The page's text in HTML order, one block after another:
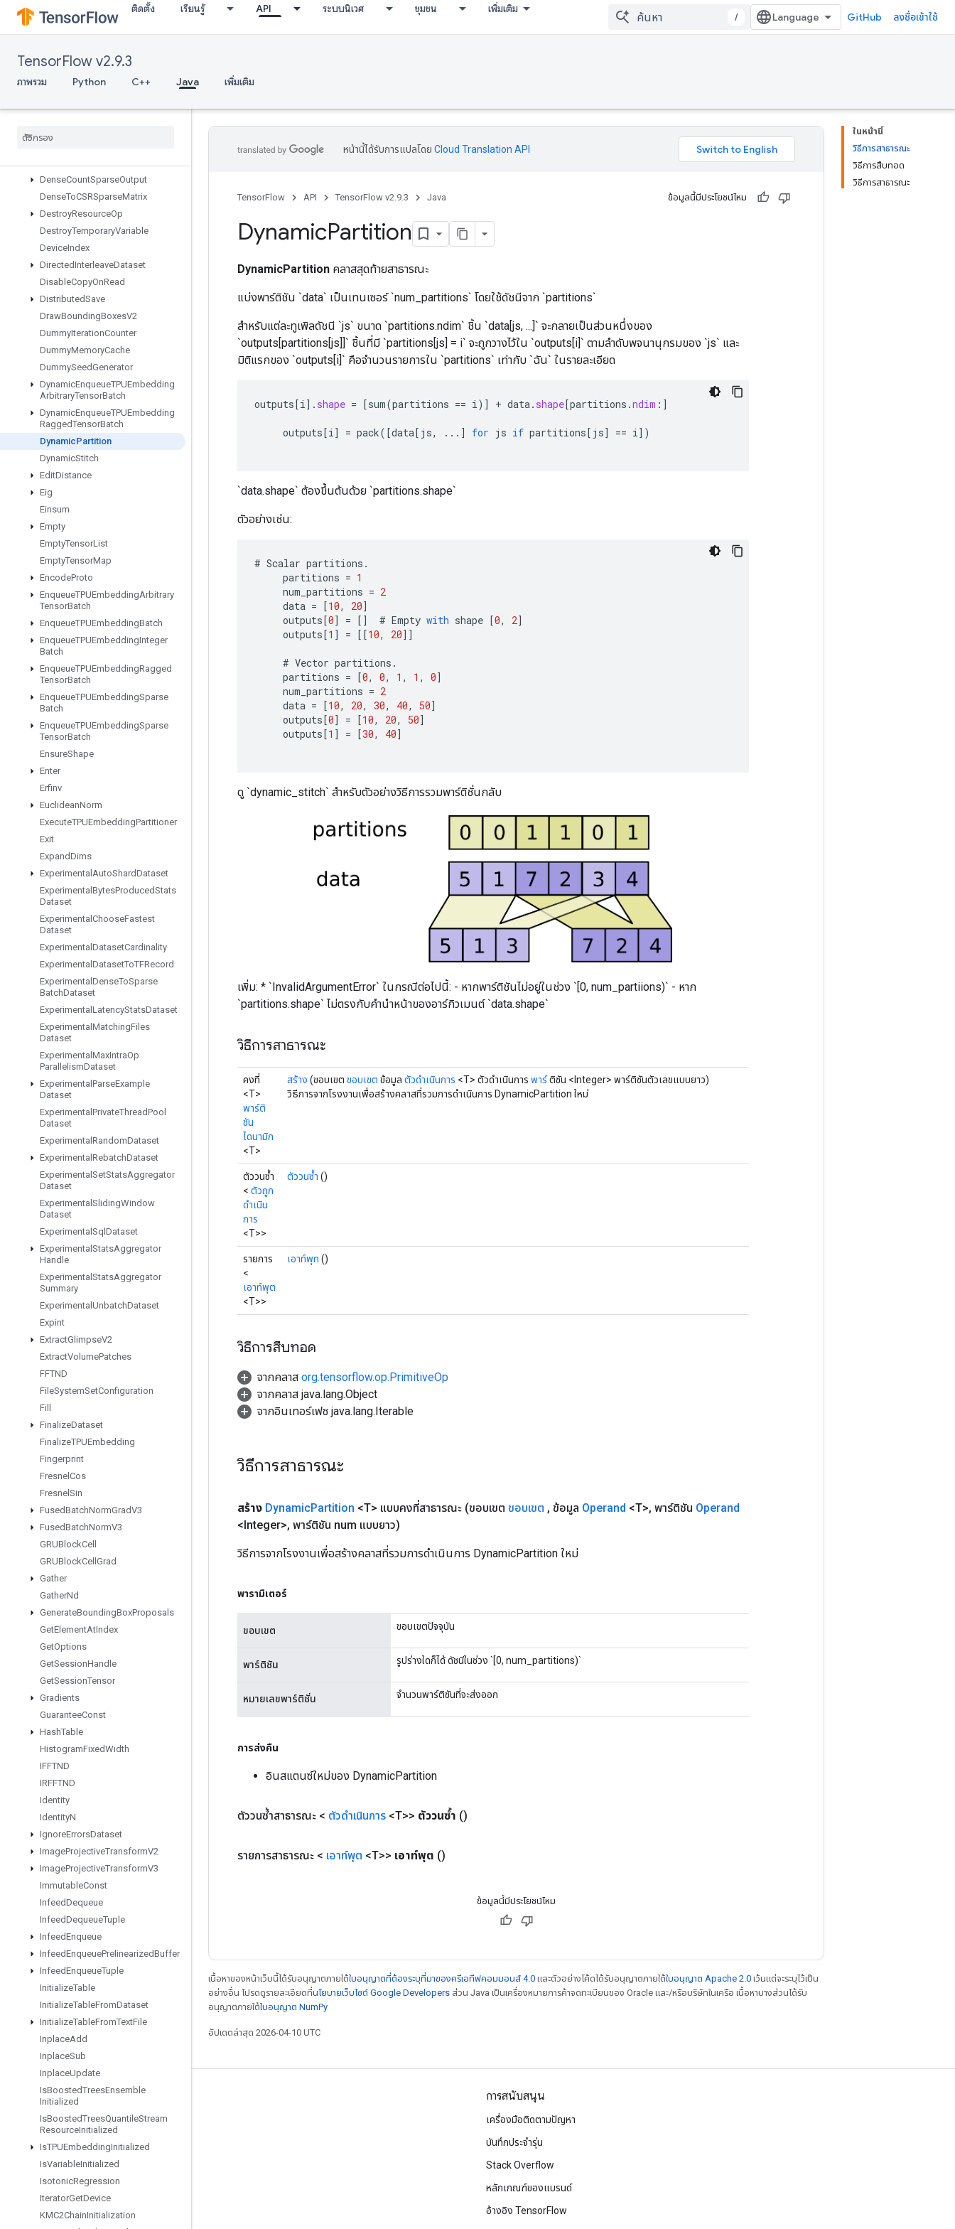
ติดตั้ง เรียนรู้ API ระบบนิเวศ ชุมชน เพิ่มเติม
/ GitHub ลงชื่อเข้าใช้
TensorFlow v2.9.3
ภาพรวม Python C++ Java เพิ่มเติม
DecodePaddedRaw
DecodeProto
DeleteIterator
DeleteMemoryCache
DeleteRandomSeedGenerator
DenseCountSparseOutput
DenseToCSRSparseMatrix
DestroyResourceOp
DestroyTemporaryVariable
DeviceIndex
DirectedInterleaveDataset
DisableCopyOnRead
DistributedSave
DrawBoundingBoxesV2
DummyIterationCounter
DummyMemoryCache
DummySeedGenerator
DynamicEnqueueTPUEmbedding
ArbitraryTensorBatch
DynamicEnqueueTPUEmbedding
RaggedTensorBatch
DynamicPartition
DynamicStitch
EditDistance
Eig
Einsum
Empty
EmptyTensorList
EmptyTensorMap
EncodeProto
EnqueueTPUEmbeddingArbitrary
TensorBatch
EnqueueTPUEmbeddingBatch
EnqueueTPUEmbeddingInteger
Batch
EnqueueTPUEmbeddingRagged
TensorBatch
EnqueueTPUEmbeddingSparse
Batch
EnqueueTPUEmbeddingSparse
TensorBatch
EnsureShape
Enter
Erfinv
EuclideanNorm
ExecuteTPUEmbeddingPartitioner
Exit
ExpandDims
Experimental AutoShardDataset
Experimental BytesProducedStats
Dataset
Experimental ChooseFastest
Dataset
Experimental DatasetCardinality
Experimental DatasetToTFRecord
Experimental DenseToSparse
BatchDataset
Experimental LatencyStatsDataset
Experimental MatchingFiles
Dataset
Experimental MaxIntraOp
ParallelismDataset
Experimental ParseExample
Dataset
Experimental PrivateThreadPool
Dataset
Experimental RandomDataset
Experimental RebatchDataset
Experimental SetStatsAggregator
Dataset
Experimental SlidingWindow
Dataset
Experimental Sql Dataset
Experimental StatsAggregator
Handle
Experimental StatsAggregator
Summary
Experimental UnbatchDataset
Expint
ExtractGlimpseV2
ExtractVolumePatches
FFTND
FileSystemSetConfiguration
Fill
FinalizeDataset
FinalizeTPUEmbedding
Fingerprint
Fresnel Cos
Fresnel Sin
FusedBatchNormGradV3
FusedBatchNormV3
GRUBlockCell
GRUBlockCell Grad
Gather
GatherNd
GenerateBoundingBoxProposals
GetElementAtIndex
GetOptions
GetSessionHandle
GetSessionTensor
Gradients
GuaranteeConst
HashTable
HistogramFixedWidth
IFFTND
IRFFTND
Identity
IdentityN
IgnoreErrorsDataset
ImageProjectiveTransformV2
ImageProjectiveTransformV3
ImmutableConst
InfeedDequeue
InfeedDequeueTuple
InfeedEnqueue
InfeedEnqueuePrelinearizedBuffer
InfeedEnqueueTuple
InitializeTable
InitializeTableFromDataset
InitializeTableFromTextFile
InplaceAdd
InplaceSub
InplaceUpdate
IsBoostedTreesEnsemble
Initialized
IsBoostedTreesQuantileStream
ResourceInitialized
IsTPUEmbeddingInitialized
IsVariableInitialized
IsotonicRegression
IteratorGetDevice
KMC2ChainInitialization
ในหน้านี้
วิธีการสาธารณะ
วิธีการสืบทอด
วิธีการสาธารณะ
หน้านี้ได้รับการแปลโดย Cloud Translation API
TensorFlow API TensorFlow v2.9.3 Java ข้อมูลนี้มีประโยชน์ไหม
DynamicPartition
DynamicPartition คลาสสุดท้ายสาธารณะ
แบ่งพาร์ติชัน `data` เป็นเทนเซอร์ `num_partitions` โดยใช้ดัชนีจาก `partitions`
สำหรับแต่ละทูเพิลดัชนี `js` ขนาด `partitions.ndim` ชิ้น `data[js, ...]` จะกลายเป็นส่วนหนึ่งของ
`outputs[partitions[js]]` ชิ้นที่มี `partitions[js] = i` จะถูกวางไว้ใน `outputs[i]` ตามลำดับพจนานุกรมของ `js` และ
มิติแรกของ `outputs[i]` คือจำนวนรายการใน `partitions` เท่ากับ `ฉัน` ในรายละเอียด
outputs[i] . shape = [sum(partitions == i) ] + data. shape[partitions .ndim : ]
outputs[i] = pack( [data[ js, ... ] for js if partitions[ js] == i] )
`data.shape` ต้องขึ้นต้นด้วย `partitions.shape`
ตัวอย่างเช่น:
# Scalar partitions .
partitions = 1
num_partitions = 2
data = [10, 20]
outputs[0] = [] # Empty with shape [0, 2]
outputs[1 ] = [[10, 20]]
# Vector partitions .
partitions = [0, 0, 1 , 1 , 0]
num_partitions = 2
data = [10, 20, 30, 40, 50]
outputs[0] = [10, 20, 50]
outputs[1 ] = [30, 40]
ดู `dynamic_stitch` สำหรับตัวอย่างวิธีการรวมพาร์ติชั่นกลับ
เพิ่ม: * `InvalidArgumentError` ในกรณีต่อไปนี้: - หากพาร์ติชันไม่อยู่ในช่วง `[0, num_partiions)` - หาก
`partitions.shape` ไม่ตรงกับคำนำหน้าของอาร์กิวเมนต์ `data.shape`
วิธีการสาธารณะ
คงที่
<T>
พาร์ติ
ชัน
ไดนามิก
<T>
สร้าง (ขอบเขต ขอบเขต ข้อมูล ตัวดำเนินการ <T> ตัวดำเนินการ พาร์ติชัน <Integer> พาร์ติชันตัวเลขแบบยาว)
วิธีการจากโรงงานเพื่อสร้างคลาสที่รวมการดำเนินการ DynamicPartition ใหม่
ตัววนซ้ำ
< ตัวถูก
ดำเนิน
การ
<T>>
ตัววนซ้ำ ()
รายการ
<
เอาท์พุต
<T>>
เอาท์พุท ()
วิธีการสืบทอด
จากคลาส org.tensorflow.op.PrimitiveOp
จากคลาส java.lang.Object
จากอินเทอร์เฟซ java.lang.Iterable
วิธีการสาธารณะ
สร้าง DynamicPartition <T> แบบคงที่สาธารณะ (ขอบเขต ขอบเขต , ข้อมูล Operand <T>, พาร์ติชัน Operand
<Integer>, พาร์ติชัน num แบบยาว)
วิธีการจากโรงงานเพื่อสร้างคลาสที่รวมการดำเนินการ DynamicPartition ใหม่
พารามิเตอร์
ขอบเขต ขอบเขตปัจจุบัน
พาร์ติชัน รูปร่างใดก็ได้ ดัชนีในช่วง `[0, num_partitions)`
หมายเลขพาร์ติชั่น จำนวนพาร์ติชันที่จะส่งออก
การส่งคืน
อินสแตนซ์ใหม่ของ DynamicPartition
ตัววนซ้ำสาธารณะ < ตัวดำเนินการ <T>> ตัววนซ้ำ ()
รายการสาธารณะ < เอาท์พุต <T>> เอาท์พุต ()
ข้อมูลนี้มีประโยชน์ไหม
เนื้อหาของหน้าเว็บนี้ได้รับอนุญาตภายใต้ใบอนุญาตที่ต้องระบุที่มาของครีเอทีฟคอมมอนส์ 4.0 และตัวอย่างโค้ดได้รับอนุญาตภายใต้ใบอนุญาต Apache 2.0 เว้นแต่จะระบุไว้เป็น
อย่างอื่น โปรดดูรายละเอียดที่นโยบายเว็บไซต์ Google Developers ส่วน Java เป็นเครื่องหมายการค้าจดทะเบียนของ Oracle และ/หรือบริษัทในเครือ เนื้อหาบางส่วนได้รับ
อนุญาตภายใต้ใบอนุญาต NumPy
อัปเดตล่าสุด 2026-04-10 UTC
เชื่อมต่อเสมอ
ฟอรัม
GitHub
Twitter
YouTube
การสนับสนุน
เครื่องมือติดตามปัญหา
บันทึกประจำรุ่น
Stack Overflow
หลักเกณฑ์ของแบรนด์
อ้างอิง TensorFlow